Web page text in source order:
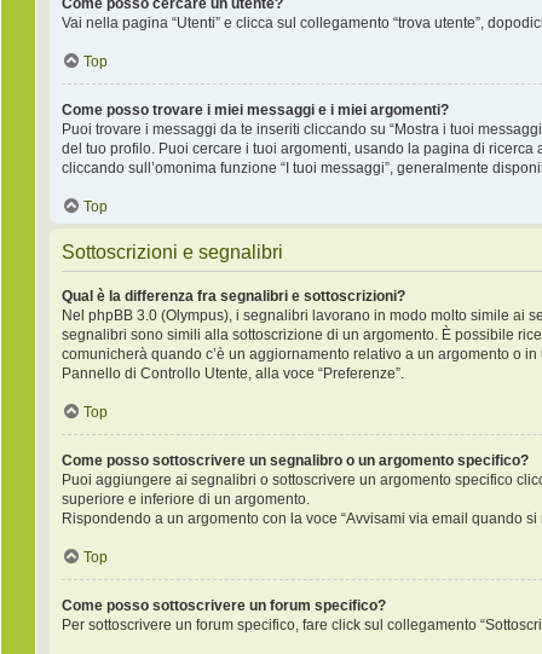
Come posso cercare un utente?
Vai nella pagina “Utenti” e clicca sul collegamento “trova utente”,
Top
Come posso trovare i miei messaggi e i miei argomenti?
Puoi trovare i messaggi da te inseriti cliccando su “Mostra i tuoi
del tuo profilo. Puoi cercare i tuoi argomenti, usando la pagina di
cliccando sull’omonima funzione “I tuoi messaggi”, generalmente
Top
Sottoscrizioni e segnalibri
Qual è la differenza fra segnalibri e sottoscrizioni?
Nel phpBB 3.0 (Olympus), i segnalibri lavorano in modo molto simile ai
segnalibri sono simili alla sottoscrizione di un argomento. È possibile
comunicherà quando c’è un aggiornamento relativo a un argomento o
Pannello di Controllo Utente, alla voce “Preferenze”.
Top
Come posso sottoscrivere un segnalibro o un argomento specifico?
Puoi aggiungere ai segnalibri o sottoscrivere un argomento specifico
superiore e inferiore di un argomento.
Rispondendo a un argomento con la voce “Avvisami via email quando
Top
Come posso sottoscrivere un forum specifico?
Per sottoscrivere un forum specifico, fare click sul collegamento